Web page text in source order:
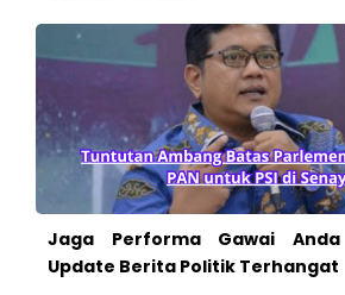
Jaga Performa Gawai
Update Berita Politik Terhangat